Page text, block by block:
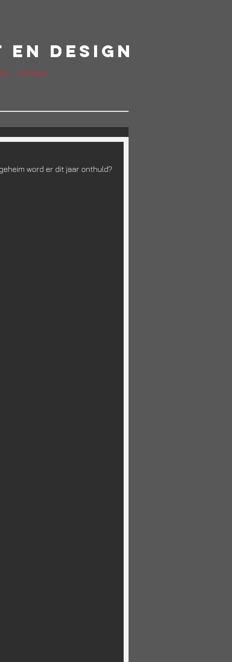
Design
Contact
word er dit jaar onthuld?